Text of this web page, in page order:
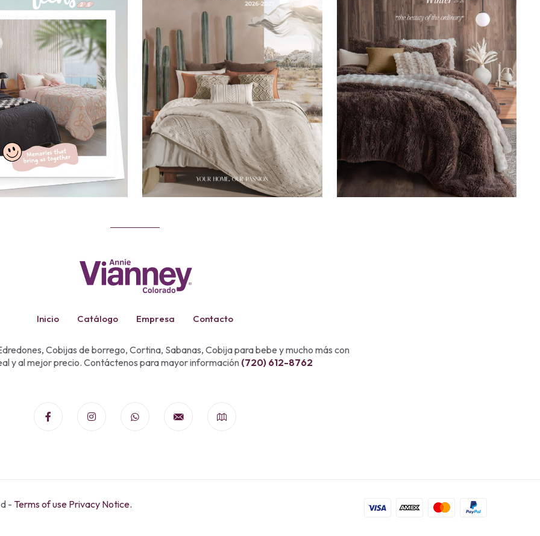
Inicio Catálogo Empresa Contacto
Cobijas de borrego, Cortina, Sabanas, Cobija para bebe y mucho más con
y al mejor precio. Contáctenos para mayor información (720) 612-8762
- Terms of use Privacy Notice.